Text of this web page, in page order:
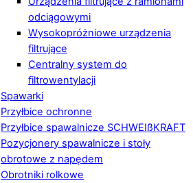
odciągowymi
Wysokopróżniowe urządzenia
filtrujące
Centralny system do
filtrowentylacji
Spawarki
Przyłbice ochronne
Przyłbice spawalnicze SCHWEIßKRAFT
Pozycjonery spawalnicze i stoły
obrotowe z napędem
Obrotniki rolkowe